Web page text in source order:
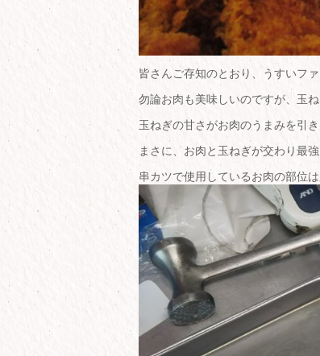
皆さんご存知のとおり、うすいフ
勿論お肉も美味しいのですが、玉
玉ねぎの甘さがお肉のうまみを引
まさに、お肉と玉ねぎが交わり最
串カツで使用しているお肉の部位